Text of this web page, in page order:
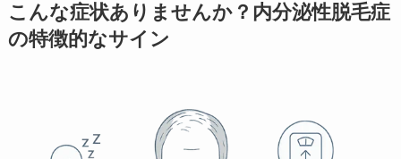
こんな症状ありませんか？内分泌性脱毛症
の特徴的なサイン